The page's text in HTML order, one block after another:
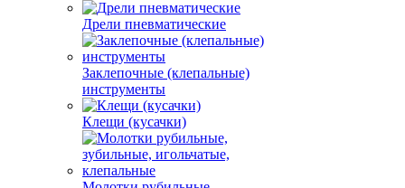
Дрели пневматические
Заклепочные (клепальные)
инструменты
Клещи (кусачки)